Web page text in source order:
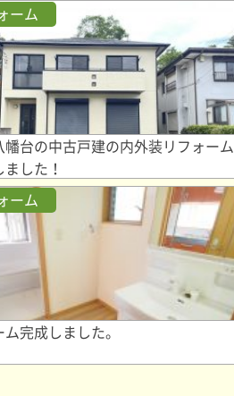
ーム
幡台の中古戸建の内外装リフォーム
した！
ーム
完成しました。